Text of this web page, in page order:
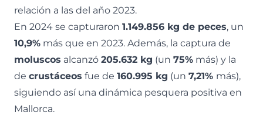
relación a las del año 2023.
En 2024 se capturaron 1.149.856 kg de peces, un
10,9% más que en 2023. Además, la captura de
moluscos alcanzó 205.632 kg (un 75% más) y la
de crustáceos fue de 160.995 kg (un 7,21% más),
siguiendo así una dinámica pesquera positiva en
Mallorca.